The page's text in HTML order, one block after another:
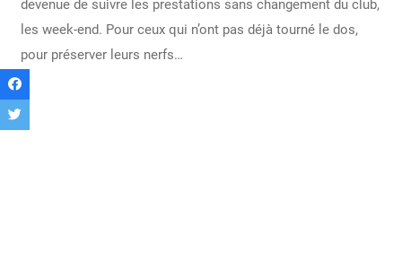
devenue de suivre les prestations sans changement du club,
les week-end. Pour ceux qui n’ont pas déjà tourné le dos,
pour préserver leurs nerfs…